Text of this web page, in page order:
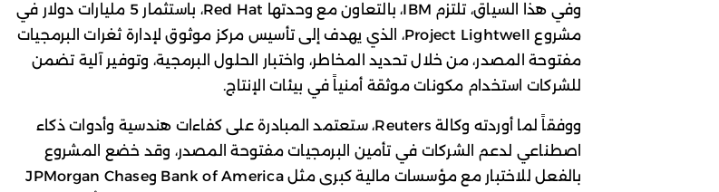
وفي هذا السياق، تلتزم IBM، بالتعاون مع وحدتها Red Hat، باستثمار 5 مليارات دولار في
مشروع Project Lightwell، الذي يهدف إلى تأسيس مركز موثوق لإدارة ثغرات البرمجيات
مفتوحة المصدر، من خلال تحديد المخاطر، واختبار الحلول البرمجية، وتوفير آلية تضمن
للشركات استخدام مكونات موثقة أمنياً في بيئات الإنتاج.
ووفقاً لما أوردته وكالة Reuters، ستعتمد المبادرة على كفاءات هندسية وأدوات ذكاء
اصطناعي لدعم الشركات في تأمين البرمجيات مفتوحة المصدر، وقد خضع المشروع
بالفعل للاختبار مع مؤسسات مالية كبرى مثل Bank of America وJPMorgan Chase